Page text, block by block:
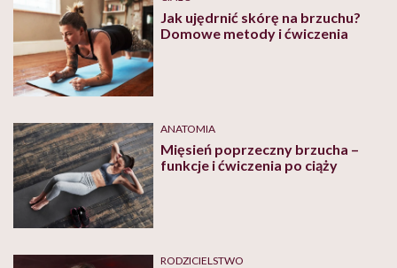
Jak ujędrnić skórę na brzuchu?
Domowe metody i ćwiczenia
ANATOMIA
Mięsień poprzeczny brzucha –
funkcje i ćwiczenia po ciąży
RODZICIELSTWO